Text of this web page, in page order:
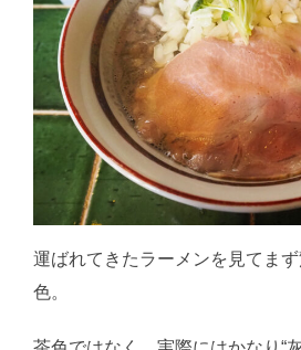
運ばれてきたラーメンを見てま
色。